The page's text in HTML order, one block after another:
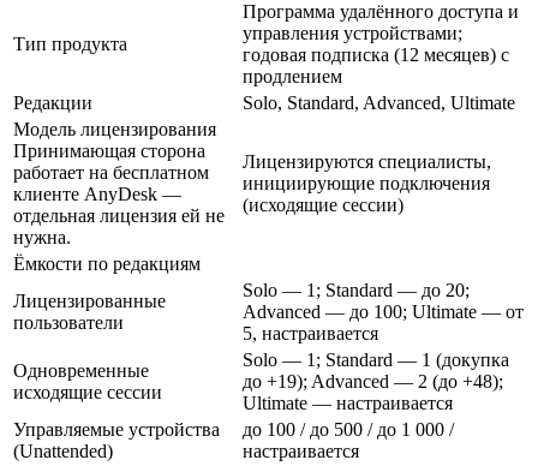
Тип продукта
Программа удалённого доступа и
управления устройствами;
годовая подписка (12 месяцев) с
продлением
Редакции
Solo, Standard, Advanced, Ultimate
Модель лицензирования
Принимающая сторона
работает на бесплатном
клиенте AnyDesk —
отдельная лицензия ей не
нужна.
Лицензируются специалисты,
инициирующие подключения
(исходящие сессии)
Ёмкости по редакциям
Лицензированные
пользователи
Solo — 1; Standard — до 20;
Advanced — до 100; Ultimate — от
5, настраивается
Одновременные
исходящие сессии
Solo — 1; Standard — 1 (докупка
до +19); Advanced — 2 (до +48);
Ultimate — настраивается
Управляемые устройства
(Unattended)
до 100 / до 500 / до 1 000 /
настраивается